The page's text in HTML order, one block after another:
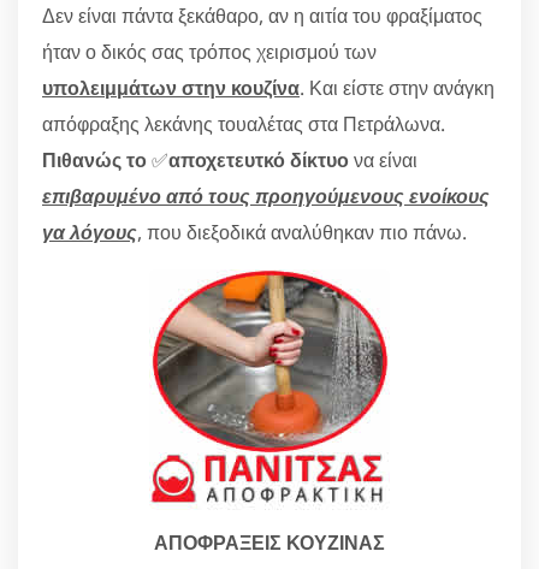
Δεν είναι πάντα ξεκάθαρο, αν η αιτία του φραξίματος
ήταν ο δικός σας τρόπος χειρισμού των
υπολειμμάτων στην κουζίνα. Και είστε στην ανάγκη
απόφραξης λεκάνης τουαλέτας στα Πετράλωνα.
Πιθανώς το✅αποχετευτκό δίκτυονα είναι
επιβαρυμένο από τους προηγούμενους ενοίκους
γα λόγους, που διεξοδικά αναλύθηκαν πιο πάνω.
ΑΠΟΦΡΑΞΕΙΣ ΚΟΥΖΙΝΑΣ